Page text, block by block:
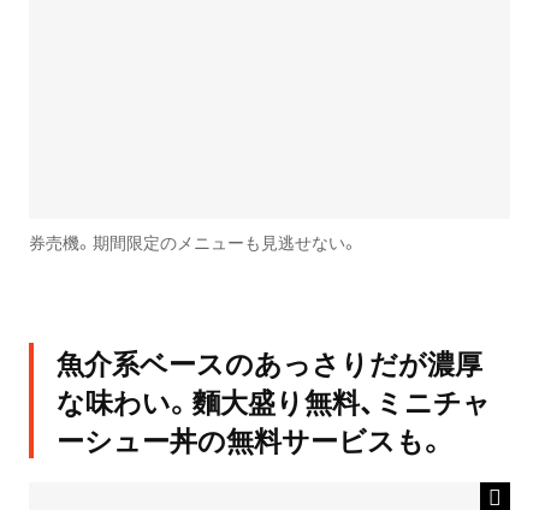
券売機。期間限定のメニューも見逃せない。
魚介系ベースのあっさりだが濃厚
な味わい。麵大盛り無料、ミニチャ
ーシュー丼の無料サービスも。